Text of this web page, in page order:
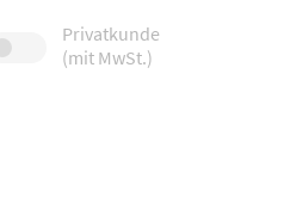
Privatkunde
(mit MwSt.)